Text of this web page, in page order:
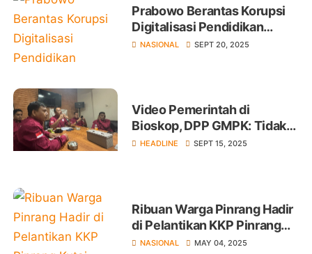
Prabowo Berantas Korupsi
Digitalisasi Pendidikan
Rugikan Negara Rp 1,98
NASIONAL SEPT 20, 2025
Video Pemerintah di
Bioskop, DPP GMPK: Tidak
Masalah yang Penting
HEADLINE SEPT 15, 2025
Ribuan Warga Pinrang Hadir
di Pelantikan KKP Pinrang
Kutai Timur
NASIONAL MAY 04, 2025